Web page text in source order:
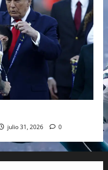
julio 31, 2026 0